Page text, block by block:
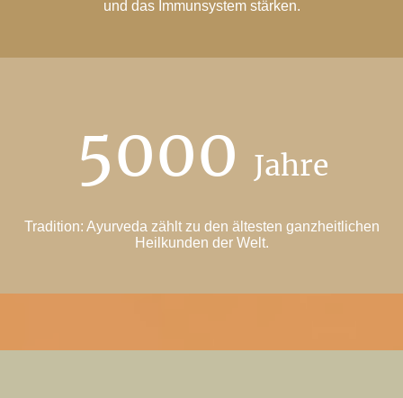
und das Immunsystem stärken.
5000 Jahre
Tradition: Ayurveda zählt zu den ältesten ganzheitlichen
Heilkunden der Welt.